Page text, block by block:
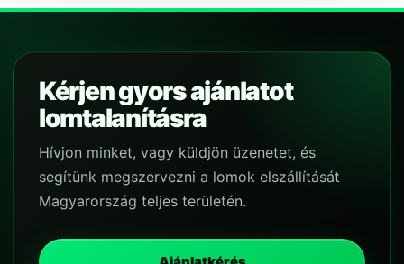
Kérjen gyors ajánlatot
lomtalanításra
Hívjon minket, vagy küldjön üzenetet, és
segítünk megszervezni a lomok elszállítását
Magyarország teljes területén.